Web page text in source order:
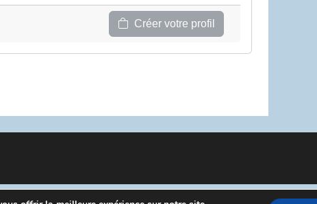
Créer votre profil